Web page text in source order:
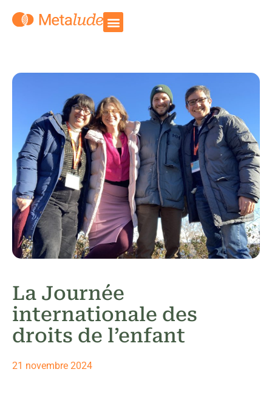
La Journée
internationale des
droits de l’enfant
21 novembre 2024